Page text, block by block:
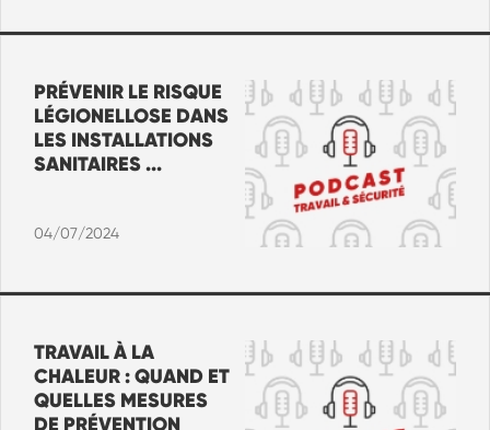
PRÉVENIR LE RISQUE
LÉGIONELLOSE DANS
LES INSTALLATIONS
SANITAIRES ...
04/07/2024
TRAVAIL À LA
CHALEUR : QUAND ET
QUELLES MESURES
DE PRÉVENTION